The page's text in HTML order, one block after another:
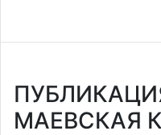
МАЕВСКАЯ